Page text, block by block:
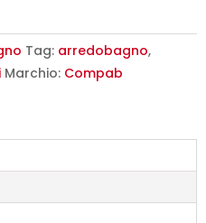
Tag: arredobagno,
Marchio: Compab